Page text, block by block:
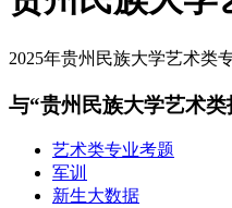
2025年贵州民族大学艺术类
与“贵州民族大学艺术
艺术类专业考题
军训
新生大数据